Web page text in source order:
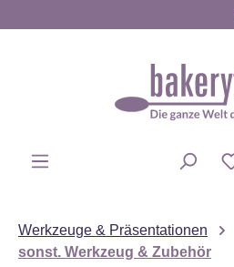
Werkzeuge & Präsentationen
sonst. Werkzeug & Zubehör